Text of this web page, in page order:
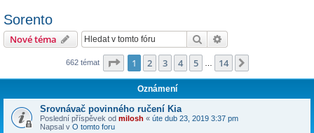
Sorento
Nové téma Hledat
662 témat Stránka z 14
1 2 3 4 5 14
Oznámení
Srovnávač povinného ručení Kia
Poslední příspěvek od milosh « úte dub 23, 2019 3:37 pm
Napsal v O tomto foru